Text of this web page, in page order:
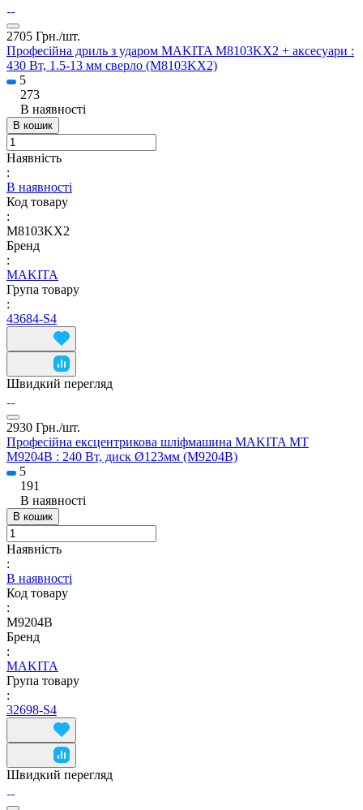
2705 Грн./шт.
Професійна дриль з ударом MAKITA M8103KX2 + аксесуари :
430 Вт, 1.5-13 мм сверло (M8103KX2)
5
273
В наявності
В кошик
Наявність
:
В наявності
Код товару
:
M8103KX2
Бренд
:
MAKITA
Група товару
:
43684-S4
Швидкий перегляд
2930 Грн./шт.
Професійна ексцентрикова шліфмашина MAKITA MT
M9204B : 240 Вт, диск Ø123мм (M9204B)
5
191
В наявності
В кошик
Наявність
:
В наявності
Код товару
:
M9204B
Бренд
:
MAKITA
Група товару
:
32698-S4
Швидкий перегляд